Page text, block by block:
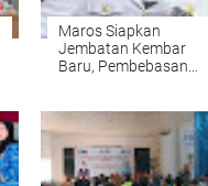
Maros Siapkan
Jembatan Kembar
Baru, Pembebasan